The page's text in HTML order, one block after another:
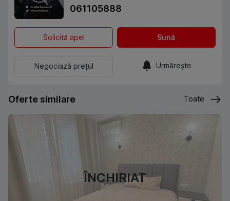
061105888
Solicită apel Sună
Negociază prețul Urmărește
Oferte similare Toate
ÎNCHIRIAT